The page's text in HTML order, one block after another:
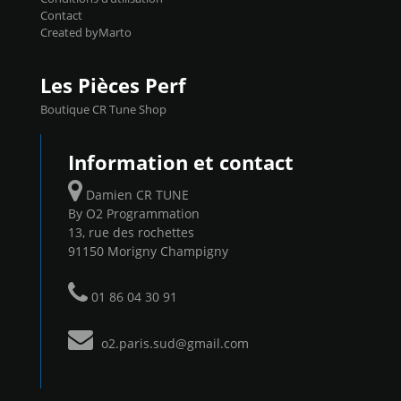
Contact
Created byMarto
Les Pièces Perf
Boutique CR Tune Shop
Information et contact
Damien CR TUNE
By O2 Programmation
13, rue des rochettes
91150 Morigny Champigny
01 86 04 30 91
o2.paris.sud@gmail.com